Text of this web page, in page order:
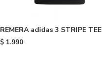
REMERA adidas 3 STRIPE TEE
SLIM - Black White
$ 1.990